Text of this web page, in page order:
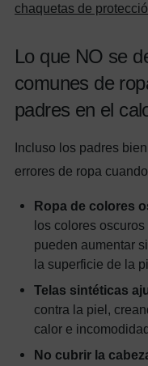
chaquetas de
Lo que NO se
comunes de
padres en el
Incluso los padres
errores de ropa
Ropa de colores
los colores
pueden aumentar
la superficie de la
Telas sintéticas
contra la piel,
calor e
No cubrir la